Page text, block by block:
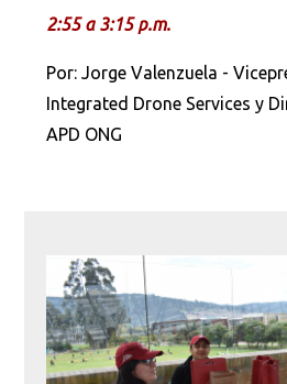
2:55 a 3:15 p.m.
Por: Jorge Valenzuela -
Integrated Drone Services y
APD ONG